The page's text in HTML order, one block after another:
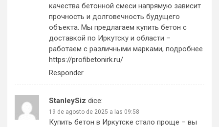
качества бетонной смеси напрямую зависит
прочность и долговечность будущего
объекта. Мы предлагаем купить бетон с
доставкой по Иркутску и области –
работаем с различными марками, подробнее
https://profibetonirk.ru/
Responder
StanleySiz dice:
19 de agosto de 2025 a las 09:58
Купить бетон в Иркутске стало проще – вы